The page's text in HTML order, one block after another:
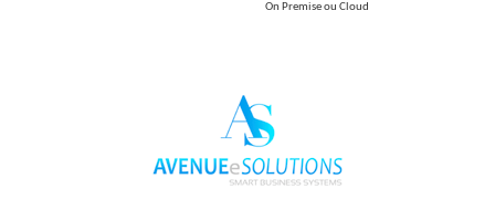
On Premise ou Cloud